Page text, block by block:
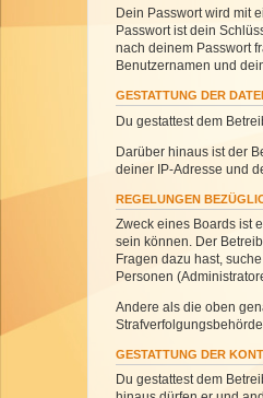
Dein Passwort wird mit
Passwort ist dein
nach deinem Passwort
Benutzernamen und
GESTATTUNG DER
Du gestattest dem
Darüber hinaus ist der
deiner IP-Adresse und
REGELUNGEN
Zweck eines Boards ist
sein können. Der
Fragen dazu hast,
Personen
Andere als die oben
GESTATTUNG DER
Du gestattest dem